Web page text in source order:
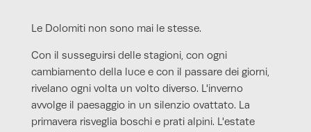
Buoni regalo
ARTE CULINARIA
PACE DEI SENSI
Le Dolomiti non sono mai le stesse.
Con il susseguirsi delle stagioni, con ogni
cambiamento della luce e con il passare dei giorni,
rivelano ogni volta un volto diverso. L'inverno
avvolge il paesaggio in un silenzio ovattato. La
primavera risveglia boschi e prati alpini. L'estate